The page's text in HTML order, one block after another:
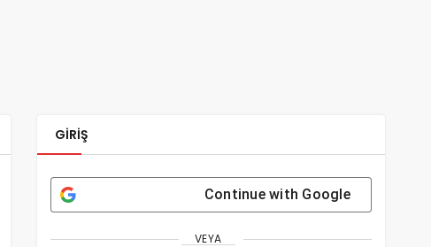
GIRIŞ
Continue with Google
VEYA